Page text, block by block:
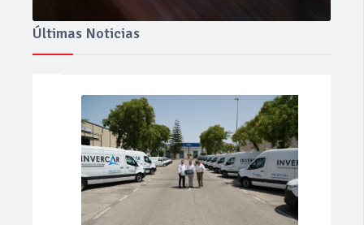
Últimas Noticias